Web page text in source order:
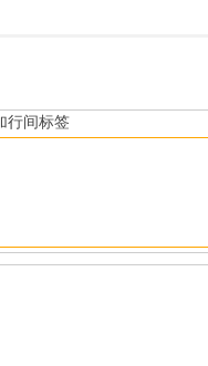
行间标签